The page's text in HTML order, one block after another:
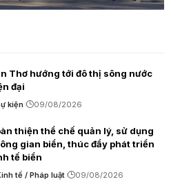
Thơ hướng tới đô thị sông nước
đại
kiện 09/08/2026
thiện thể chế quản lý, sử dụng
gian biển, thúc đẩy phát triển
tế biển
tế / Pháp luật 09/08/2026